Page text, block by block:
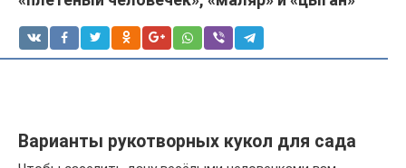
Варианты рукотворных кукол для сада